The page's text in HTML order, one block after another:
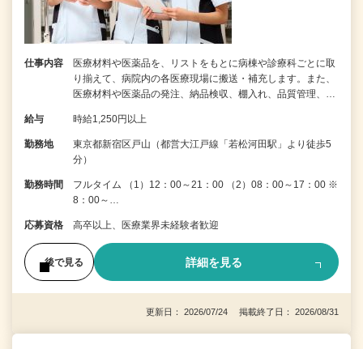
仕事内容
医療材料や医薬品を、リストをもとに病棟や診療科ごとに取
り揃えて、病院内の各医療現場に搬送・補充します。また、
医療材料や医薬品の発注、納品検収、棚入れ、品質管理、…
給与 時給1,250円以上
勤務地
東京都新宿区戸山（都営大江戸線「若松河田駅」より徒歩5
分）
勤務時間
フルタイム （1）12：00～21：00 （2）08：00～17：00 ※
8：00～…
応募資格 高卒以上、医療業界未経験者歓迎
後で見る 詳細を見る
更新日： 2026/07/24 掲載終了日： 2026/08/31